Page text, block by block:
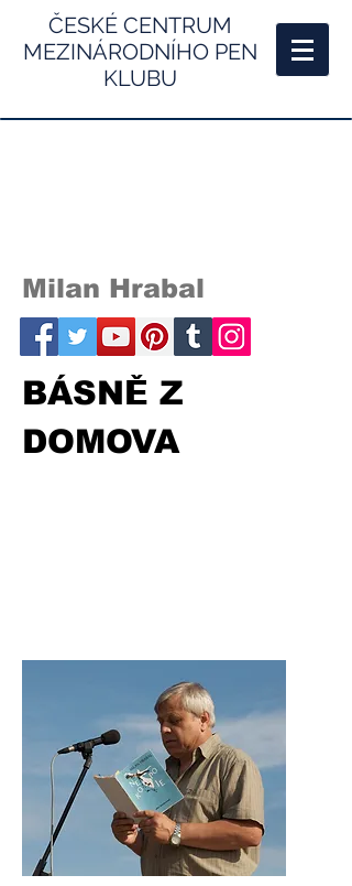
ČESKÉ CENTRUM
MEZINÁRODNÍHO PEN
KLUBU
Milan Hrabal
BÁSNĚ Z
DOMOVA